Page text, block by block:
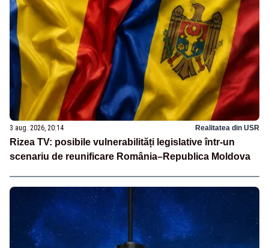
3 aug. 2026, 20:14 Realitatea din USR
Rizea TV: posibile vulnerabilități legislative într-un
scenariu de reunificare România–Republica Moldova